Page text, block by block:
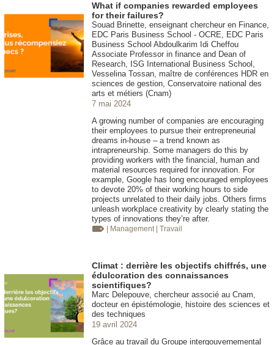
What if companies rewarded employees
for their failures?
Souad Brinette, enseignant chercheur en Finance,
EDC Paris Business School - OCRE, EDC Paris
Business School Abdoulkarim Idi Cheffou
Associate Professor in finance and Dean of
Research, ISG International Business School,
Vesselina Tossan, maître de conférences HDR en
sciences de gestion, Conservatoire national des
arts et métiers (Cnam)
7 mai 2024
A growing number of companies are encouraging
their employees to pursue their entrepreneurial
dreams in-house – a trend known as
intrapreneurship. Some managers do this by
providing workers with the financial, human and
material resources required for innovation. For
example, Google has long encouraged employees
to devote 20% of their working hours to side
projects unrelated to their daily jobs. Others firms
unleash workplace creativity by clearly stating the
types of innovations they’re after.
| Management | Travail
Climat : derrière les objectifs chiffrés, une
édulcoration des connaissances
scientifiques?
Marc Delepouve, chercheur associé au Cnam,
docteur en épistémologie, histoire des sciences et
des techniques
19 avril 2024
Grâce au travail du Groupe intergouvernemental